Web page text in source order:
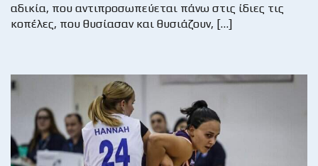
αδικία, που αντιπροσωπεύεται πάνω στις ίδιες τις
κοπέλες, που θυσίασαν και θυσιάζουν, […]